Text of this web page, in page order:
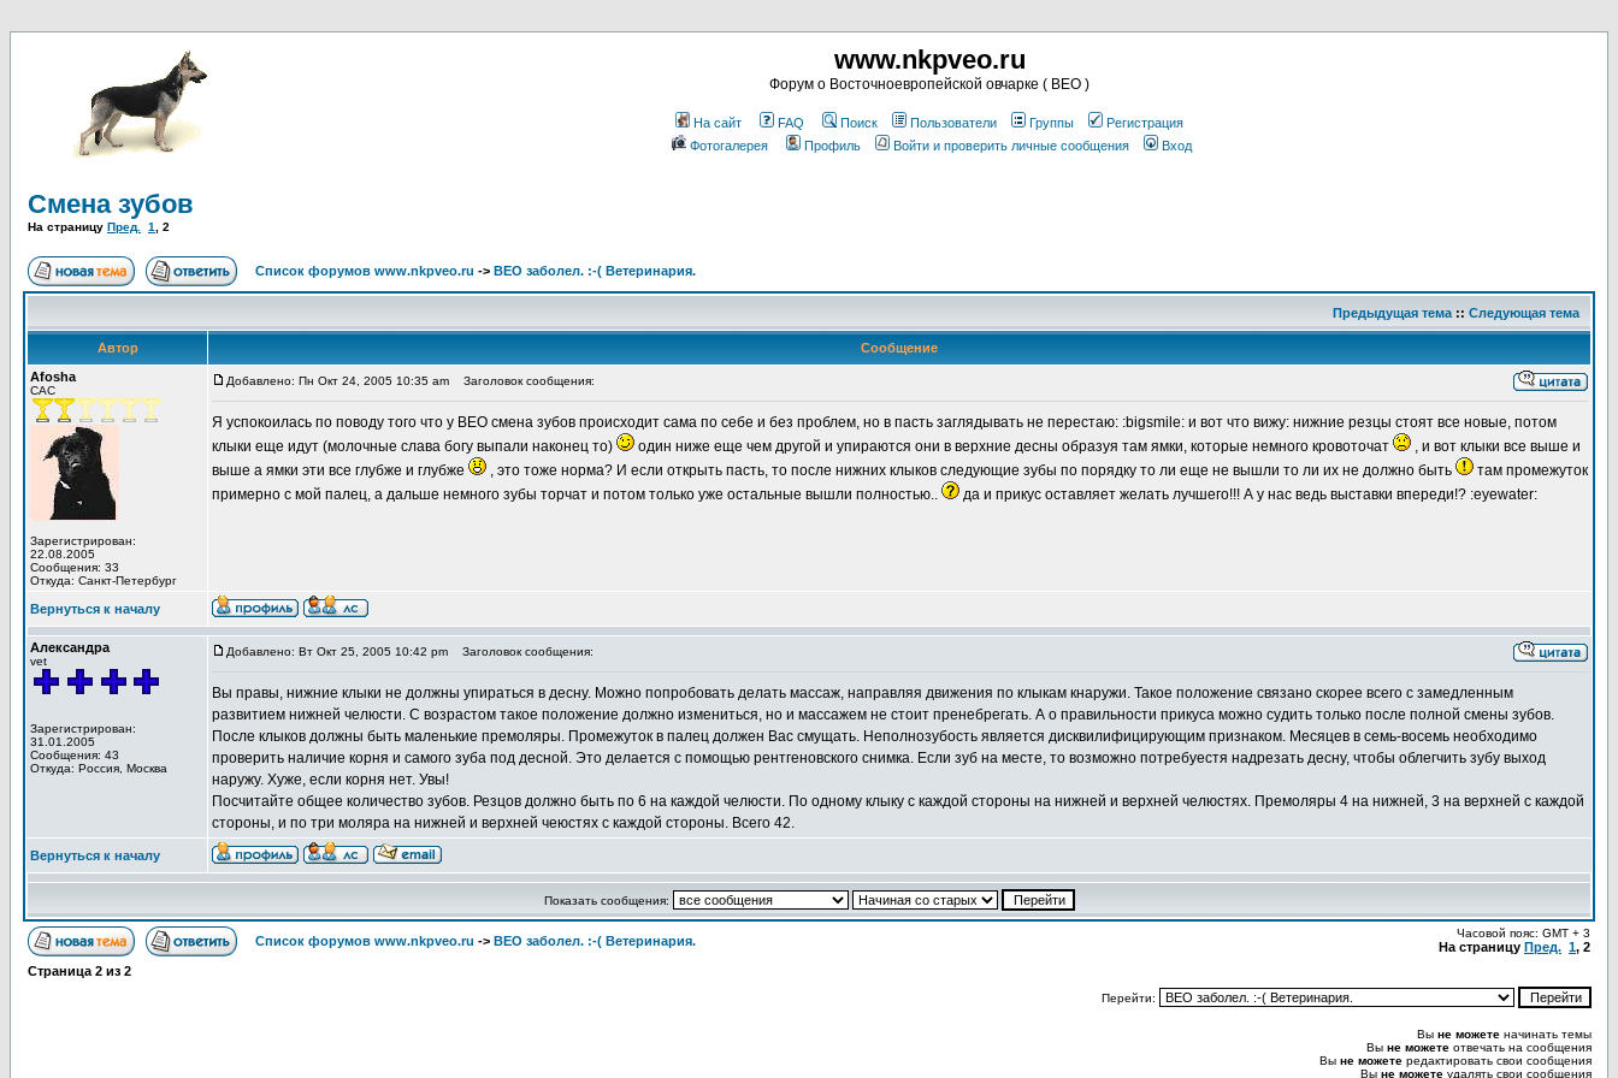
www.nkpveo.ru
Форум о Восточноевропейской овчарке ( ВЕО )
На сайт FAQ Поиск Пользователи Группы
Регистрация
Фотогалерея
Профиль Войти и проверить личные сообщения Вход
Смена зубов
На страницу Пред. 1 2
Список форумов www.nkpveo.ru -> ВЕО заболел. :-( Ветеринария.
Предыдущая тема :: Следующая тема
Автор
Сообщение
Afosha
CAC
Зарегистрирован:
22.08.2005
Сообщения: 33
Откуда: Санкт-Петербург
Добавлено: Пн Окт 24, 2005 10:35 am Заголовок сообщения:
Я успокоилась по поводу того что у ВЕО смена зубов происходит сама по себе и без проблем, но в пасть заглядывать не перестаю: :bigsmile: и вот что вижу: нижние резцы стоят все новые, потом
клыки еще идут (молочные слава богу выпали наконец то)
один ниже еще чем другой и упираются они в верхние десны образуя там ямки, которые немного кровоточат
, и вот клыки все выше и
выше а ямки эти все глубже и глубже
, это тоже норма? И если открыть пасть, то после нижних клыков следующие зубы по порядку то ли еще не вышли то ли их не должно быть
там промежуток
примерно с мой палец, а дальше немного зубы торчат и потом только уже остальные вышли полностью..
да и прикус оставляет желать лучшего!!! А у нас ведь выставки впереди!? :eyewater:
Вернуться к началу
Александра
vet
Зарегистрирован:
31.01.2005
Сообщения: 43
Откуда: Россия, Москва
Добавлено: Вт Окт 25, 2005 10:42 pm Заголовок сообщения:
Вы правы, нижние клыки не должны упираться в десну. Можно попробовать делать массаж, направляя движения по клыкам кнаружи. Такое положение связано скорее всего с замедленным
развитием нижней челюсти. С возрастом такое положение должно измениться, но и массажем не стоит пренебрегать. А о правильности прикуса можно судить только после полной смены зубов.
После клыков должны быть маленькие премоляры. Промежуток в палец должен Вас смущать. Неполнозубость является дисквилифицирующим признаком. Месяцев в семь-восемь необходимо
проверить наличие корня и самого зуба под десной. Это делается с помощью рентгеновского снимка. Если зуб на месте, то возможно потребуестя надрезать десну, чтобы облегчить зубу выход
наружу. Хуже, если корня нет. Увы!
Посчитайте общее количество зубов. Резцов должно быть по 6 на каждой челюсти. По одному клыку с каждой стороны на нижней и верхней челюстях. Премоляры 4 на нижней, 3 на верхней с каждой
стороны, и по три моляра на нижней и верхней чеюстях с каждой стороны. Всего 42.
Вернуться к началу
Показать сообщения:
Список форумов www.nkpveo.ru -> ВЕО заболел. :-( Ветеринария.
Часовой пояс: GMT + 3
На страницу Пред. 1, 2
Страница 2 из 2
Перейти:
Вы не можете начинать темы
Вы не можете отвечать на сообщения
Вы не можете редактировать свои сообщения
Вы не можете удалять свои сообщения